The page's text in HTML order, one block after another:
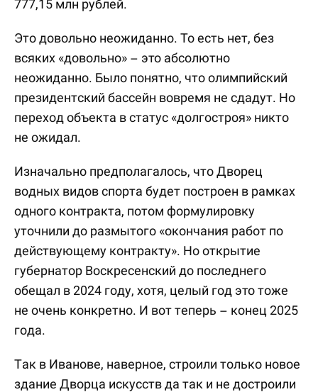
777,15 млн рублей.
Это довольно неожиданно. То есть нет, без
всяких «довольно» – это абсолютно
неожиданно. Было понятно, что олимпийский
президентский бассейн вовремя не сдадут. Но
переход объекта в статус «долгостроя» никто
не ожидал.
Изначально предполагалось, что Дворец
водных видов спорта будет построен в рамках
одного контракта, потом формулировку
уточнили до размытого «окончания работ по
действующему контракту». Но открытие
губернатор Воскресенский до последнего
обещал в 2024 году, хотя, целый год это тоже
не очень конкретно. И вот теперь – конец 2025
года.
Так в Иванове, наверное, строили только новое
здание Дворца искусств да так и не достроили